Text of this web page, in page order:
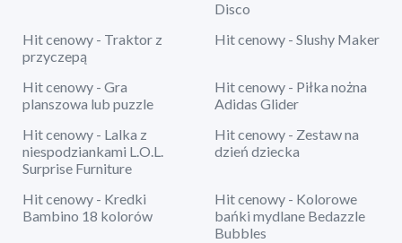
Disco
Hit cenowy - Traktor z
przyczepą
Hit cenowy - Slushy Maker
Hit cenowy - Gra
planszowa lub puzzle
Hit cenowy - Piłka nożna
Adidas Glider
Hit cenowy - Lalka z
niespodziankami L.O.L.
Surprise Furniture
Hit cenowy - Zestaw na
dzień dziecka
Hit cenowy - Kredki
Bambino 18 kolorów
Hit cenowy - Kolorowe
bańki mydlane Bedazzle
Bubbles